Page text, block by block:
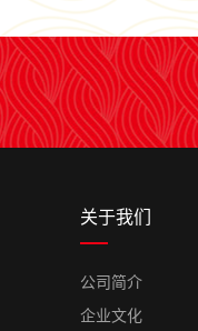
关于我们
公司简介
企业文化